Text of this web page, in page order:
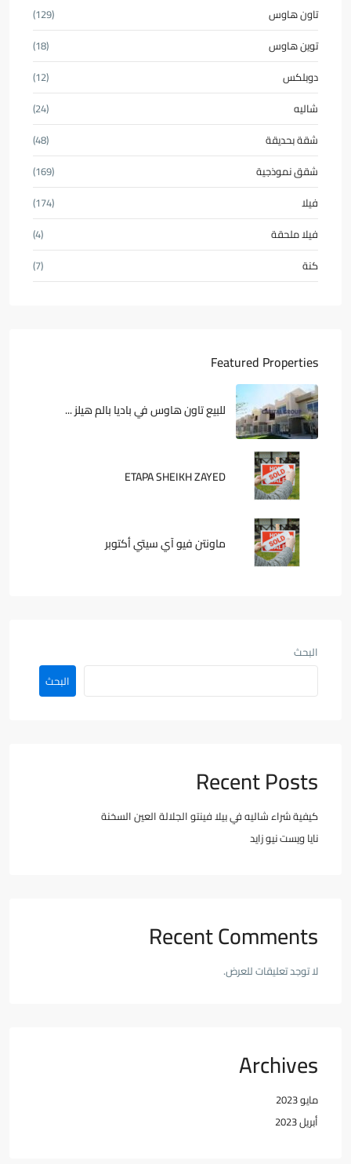
تاون هاوس
(129)
توين هاوس
(18)
دوبلكس
(12)
شاليه
(24)
شقة بحديقة
(48)
شقق نموذجية
(169)
فيلا
(174)
فيلا ملحقة
(4)
كنة
(7)
Featured Properties
للبيع تاون هاوس في باديا بالم هيلز ...
ETAPA SHEIKH ZAYED
ماونتن فيو آي سيتي أكتوبر
البحث
البحث
Recent Posts
كيفية شراء شاليه في بيلا فينتو الجلالة العين السخنة
نايا ويست نيو زايد
Recent Comments
لا توجد تعليقات للعرض.
Archives
مايو 2023
أبريل 2023